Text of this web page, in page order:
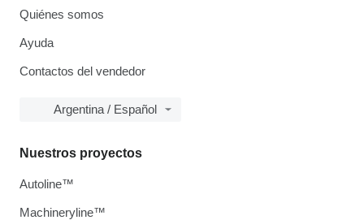
Quiénes somos
Ayuda
Contactos del vendedor
Argentina / Español
Nuestros proyectos
Autoline™
Machineryline™